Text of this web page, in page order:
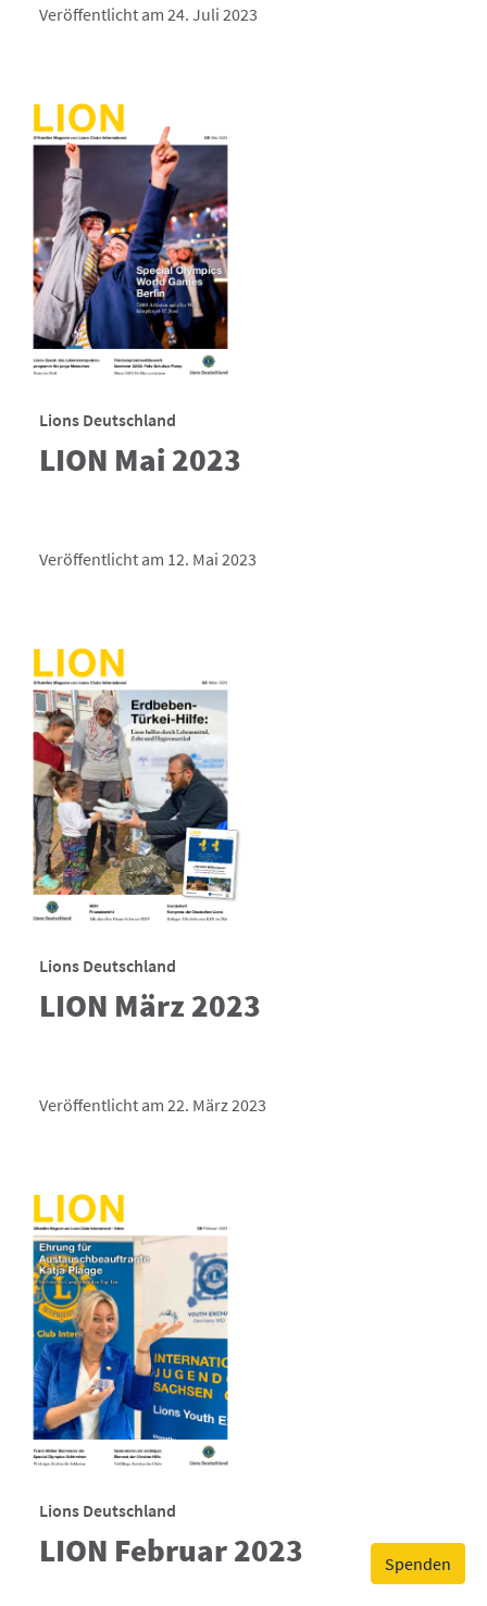
Spenden
Veröffentlicht am 24. Juli 2023
Lions Deutschland
LION Mai 2023
Veröffentlicht am 12. Mai 2023
Lions Deutschland
LION März 2023
Veröffentlicht am 22. März 2023
Lions Deutschland
LION Februar 2023